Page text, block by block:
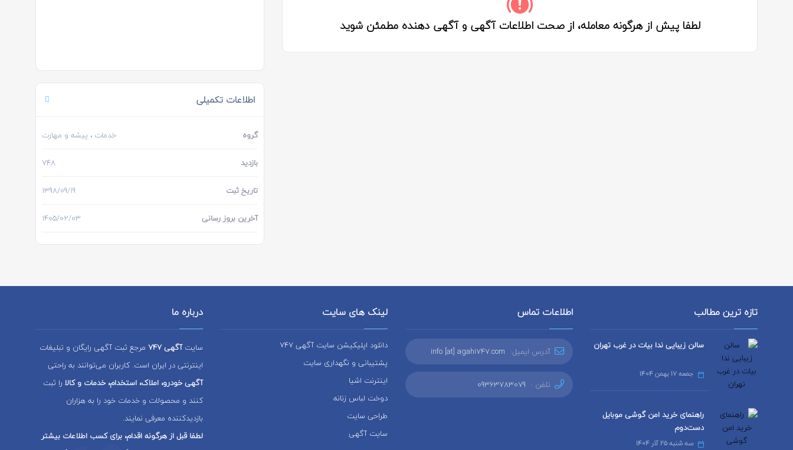
لطفا پیش از هرگونه معامله، از صحت اطلاعات آگهی و آگهی دهنده مطمئن شوید
اطلاعات تکمیلی
گروه خدمات ، پیشه و مهارت
بازدید 748
تاریخ ثبت 1398/09/19
آخرین بروز رسانی 1405/02/03
تازه ترین مطالب
سالن زیبایی ندا بیات در غرب تهران
جمعه 17 بهمن 1404
راهنمای خرید امن گوشی موبایل
دست‌دوم
سه شنبه 25 آذر 1404
اطلاعات تماس
آدرس ایمیل: info [at] agahi747.com
تلفن : 09363783079
لینک های سایت
دانلود اپلیکیشن سایت آگهی 747
پشتیبانی و نگهداری سایت
اینترنت اشیا
دوخت لباس زنانه
طراحی سایت
سایت آگهی
درباره ما
سایتآگهی 747
مرجع ثبت آگهی رایگان و تبلیغات
اینترنتی در ایران است. کاربران می‌توانند به راحتی
آگهی خودرو، املاک، استخدام، خدمات و کالا را ثبت
کنند و محصولات و خدمات خود را به هزاران
بازدیدکننده معرفی نمایند.
لطفا قبل از هرگونه اقدام، برای کسب اطلاعات بیشتر